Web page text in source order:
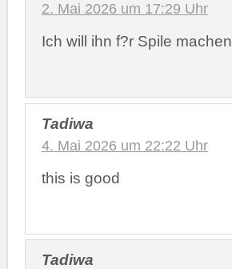
2. Mai 2026 um 17:29 Uhr
Ich will ihn f?r Spile machen
Tadiwa
4. Mai 2026 um 22:22 Uhr
this is good
Tadiwa